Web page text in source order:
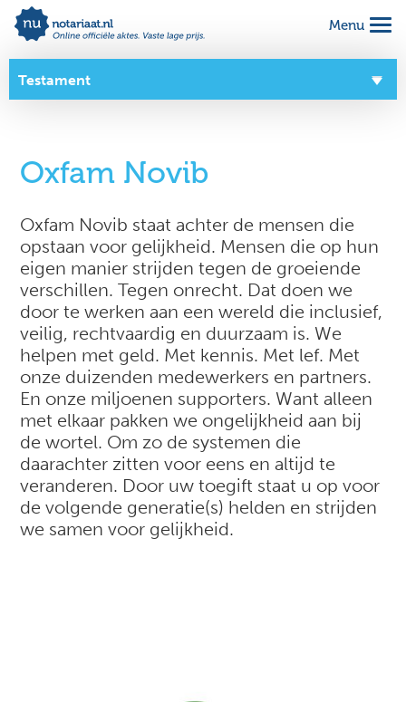
Menu
Alles geregeld voor 1 vaste prijs
Complete notariële akte
Testament
Over dit product
Goede doelen
Oxfam Novib
Oxfam Novib staat achter de mensen die
opstaan voor gelijkheid. Mensen die op hun
eigen manier strijden tegen de groeiende
verschillen. Tegen onrecht. Dat doen we
door te werken aan een wereld die inclusief,
veilig, rechtvaardig en duurzaam is. We
helpen met geld. Met kennis. Met lef. Met
onze duizenden medewerkers en partners.
En onze miljoenen supporters. Want alleen
met elkaar pakken we ongelijkheid aan bij
de wortel. Om zo de systemen die
daarachter zitten voor eens en altijd te
veranderen. Door uw toegift staat u op voor
de volgende generatie(s) helden en strijden
we samen voor gelijkheid.